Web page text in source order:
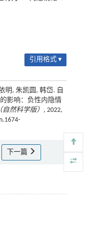
引用格式 ▾
明, 朱凯圆, 韩岱. 自
影响：负性内隐情
然科学版） , 2022,
下一篇